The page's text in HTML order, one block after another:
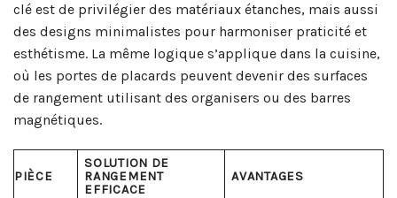
clé est de privilégier des matériaux étanches, mais aussi
des designs minimalistes pour harmoniser praticité et
esthétisme. La même logique s’applique dans la cuisine,
où les portes de placards peuvent devenir des surfaces
de rangement utilisant des organisers ou des barres
magnétiques.
PIÈCE
SOLUTION DE
RANGEMENT
EFFICACE
AVANTAGES